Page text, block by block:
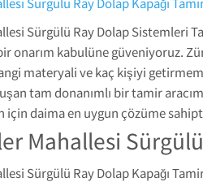
Sürgülü Ray Dolap Sistemleri
onarım kabulüne güveniyoruz.
materyali ve kaç kişiyi
tam donanımlı bir tamir
için daima en uygun çözüme
Mahallesi
Sürgülü Ray Dolap Kapağı